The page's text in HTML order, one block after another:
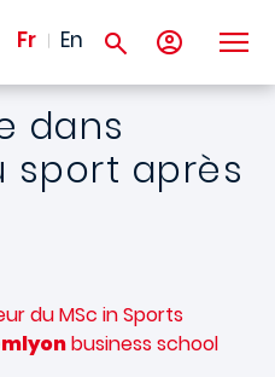
Fr En
dans
sport après
du MSc in Sports
business school